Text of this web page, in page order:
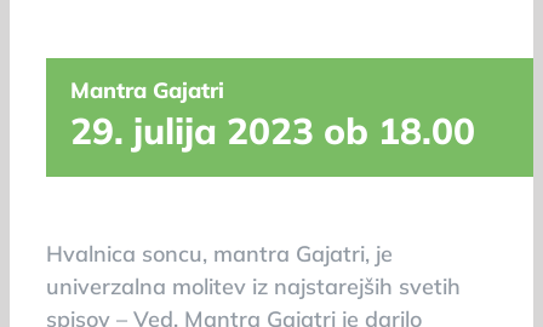
Mantra Gajatri
29. julija 2023 ob 18.00
Hvalnica soncu, mantra Gajatri, je
univerzalna molitev iz najstarejših svetih
spisov – Ved. Mantra Gajatri je darilo